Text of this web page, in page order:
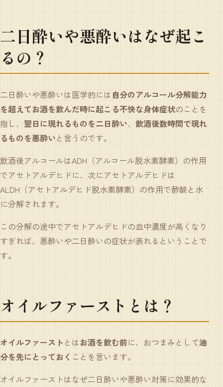
二日酔いや悪酔いはなぜ起こ
るの？
二日酔いや悪酔いは医学的には 自分のアルコール分解能力
を超えてお酒を飲んだ時に起こる不快な身体症状のことを
指し、 翌日に現れるものを二日酔い、 飲酒後数時間で現れ
るものを悪酔いと言うのです。
飲酒後アルコールはADH（アルコール脱水素酵素）の作用
でアセトアルデヒドに、次にアセトアルデヒドは
ALDH（アセトアルデヒド脱水素酵素）の作用で酢酸と水
に分解されます。
この分解の途中でアセトアルデヒドの血中濃度が高くなり
すぎれば、悪酔いや二日酔いの症状が表れるということで
す。
オイルファースト とは？
オイルファースト とはお酒を飲む前に、おつまみとして油
分を先にとっておく ことを言います。
オイルファーストはなぜ二日酔いや悪酔い対策に効果的な